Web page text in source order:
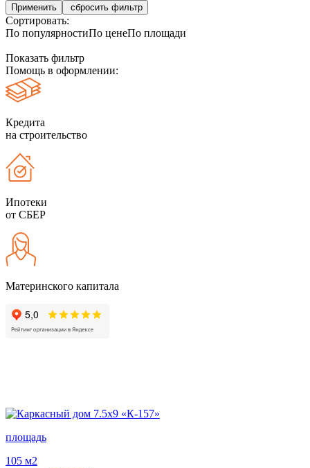
сбросить фильтр
Сортировать:
По популярностиПо ценеПо площади
Показать фильтр
Помощь в оформлении:
Кредита
на строительство
Ипотеки
от СБЕР
Материнского капитала
площадь
105 м2